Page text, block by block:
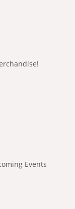
Events